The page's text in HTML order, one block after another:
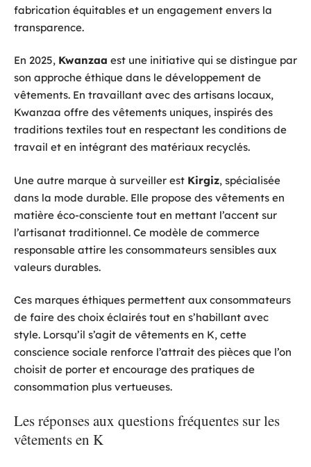
fabrication équitables et un engagement envers la
transparence.
En 2025, Kwanzaa est une initiative qui se distingue par
son approche éthique dans le développement de
vêtements. En travaillant avec des artisans locaux,
Kwanzaa offre des vêtements uniques, inspirés des
traditions textiles tout en respectant les conditions de
travail et en intégrant des matériaux recyclés.
Une autre marque à surveiller est Kirgiz, spécialisée
dans la mode durable. Elle propose des vêtements en
matière éco-consciente tout en mettant l’accent sur
l’artisanat traditionnel. Ce modèle de commerce
responsable attire les consommateurs sensibles aux
valeurs durables.
Ces marques éthiques permettent aux consommateurs
de faire des choix éclairés tout en s’habillant avec
style. Lorsqu’il s’agit de vêtements en K, cette
conscience sociale renforce l’attrait des pièces que l’on
choisit de porter et encourage des pratiques de
consommation plus vertueuses.
Les réponses aux questions fréquentes sur les
vêtements en K